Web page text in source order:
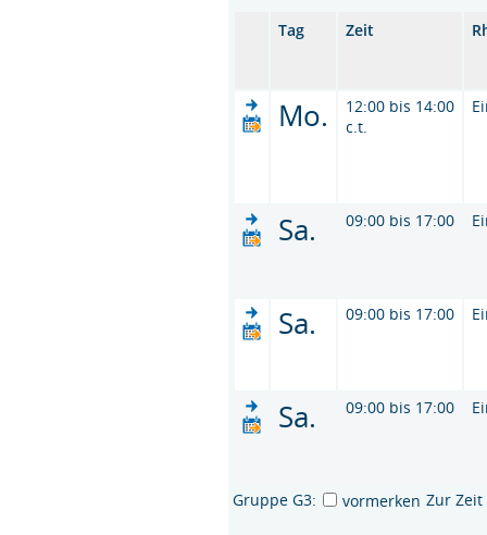
Tag Zeit
Mo.
12:00 bis 14:00
c.t.
Sa. 09:00 bis 17:00
Sa. 09:00 bis 17:00
Sa. 09:00 bis 17:00
Gruppe G3: vormerken Zur